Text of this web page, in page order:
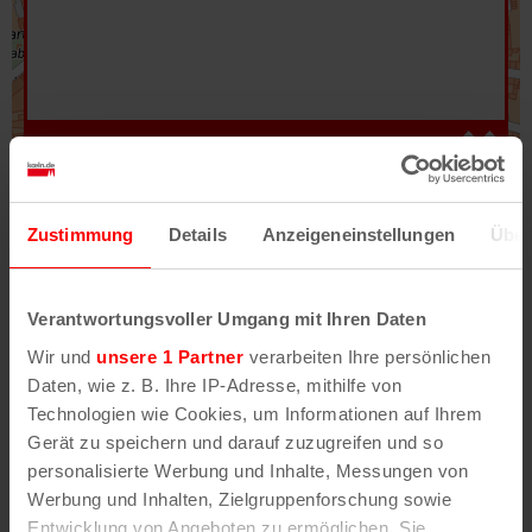
Zustimmung Details Anzeigeneinstellungen
Verantwortungsvoller Umgang mit Ihren Daten
Wir und unsere 1 Partner verarbeiten Ihre persönlichen
Daten, wie z. B. Ihre IP-Adresse, mithilfe von
Technologien wie Cookies, um Informationen auf Ihrem
Gerät zu speichern und darauf zuzugreifen und so
personalisierte Werbung und Inhalte, Messungen von
Werbung und Inhalten, Zielgruppenforschung sowie
Entwicklung von Angeboten zu ermöglichen. Sie
Fehler/Problem melden
Darstellung des RVR-Kartenwerks
Stadtplanwerk
erhältst Du unsere koeln.de-Karte mit vielen
weiteren Details wie z.B. Hausnummern.
Unser Stadtplan basiert auf Daten des
OpenStreetMap
-Projekts (
© OpenStreetMap
Mitwirkende
) und von OpenCycleMap.org